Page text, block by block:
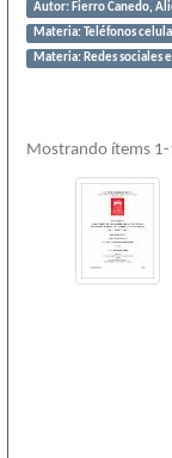
Autor: Fierro Canedo,
Materia: Teléfonos
Materia: Redes sociales
Mostrando ítems 1-